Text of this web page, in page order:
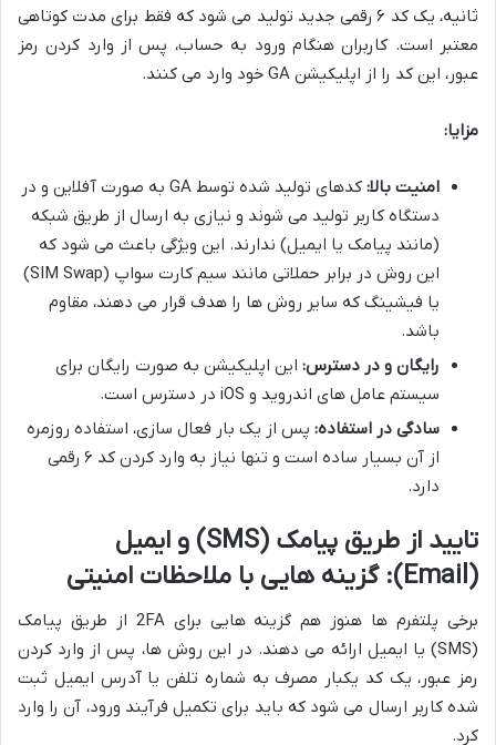
ثانیه، یک کد ۶ رقمی جدید تولید می شود که فقط برای مدت کوتاهی
معتبر است. کاربران هنگام ورود به حساب، پس از وارد کردن رمز
عبور، این کد را از اپلیکیشن GA خود وارد می کنند.
مزایا:
امنیت بالا:
کدهای تولید شده توسط GA به صورت آفلاین و در
دستگاه کاربر تولید می شوند و نیازی به ارسال از طریق شبکه
(مانند پیامک یا ایمیل) ندارند. این ویژگی باعث می شود که
این روش در برابر حملاتی مانند سیم کارت سواپ (SIM Swap)
یا فیشینگ که سایر روش ها را هدف قرار می دهند، مقاوم
باشد.
رایگان و در دسترس: این اپلیکیشن به صورت رایگان برای
سیستم عامل های اندروید و iOS در دسترس است.
سادگی در استفاده: پس از یک بار فعال سازی، استفاده روزمره
از آن بسیار ساده است و تنها نیاز به وارد کردن کد ۶ رقمی
دارد.
تایید از طریق پیامک (SMS) و ایمیل
(Email): گزینه هایی با ملاحظات امنیتی
برخی پلتفرم ها هنوز هم گزینه هایی برای 2FA از طریق پیامک
(SMS) یا ایمیل ارائه می دهند. در این روش ها، پس از وارد کردن
رمز عبور، یک کد یکبار مصرف به شماره تلفن یا آدرس ایمیل ثبت
شده کاربر ارسال می شود که باید برای تکمیل فرآیند ورود، آن را وارد
کرد.